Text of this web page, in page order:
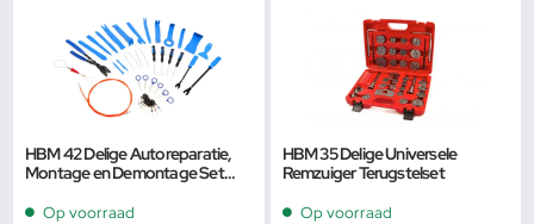
HBM 42 Delige Autoreparatie,
Montage en Demontage Set
Bekleding, Ra
Op voorraad
HBM 35 Delige Universele
Remzuiger Terugstelset
Op voorraad